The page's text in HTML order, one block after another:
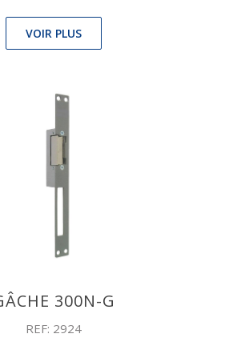
VOIR PLUS
300N-G
REF: 2924